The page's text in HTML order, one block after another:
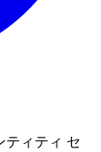
ティティ セ